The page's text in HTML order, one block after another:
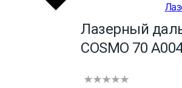
Лазерный
COSMO 70